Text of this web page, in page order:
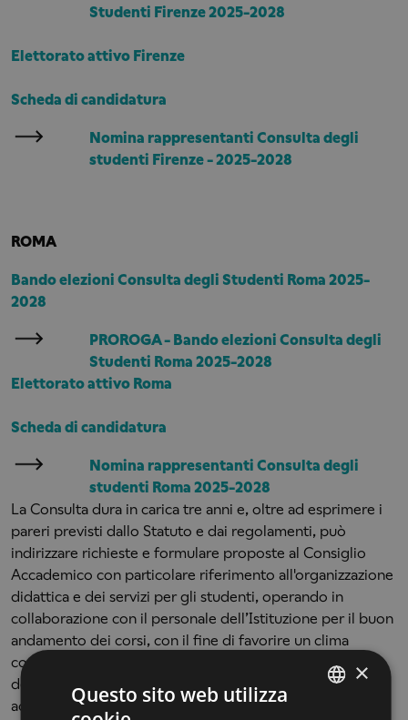
Studenti Firenze 2025-2028
Elettorato attivo Firenze
Scheda di candidatura
Nomina rappresentanti Consulta degli
studenti Firenze - 2025-2028
ROMA
Bando elezioni Consulta degli Studenti Roma 2025-
2028
PROROGA - Bando elezioni Consulta degli
Studenti Roma 2025-2028
Elettorato attivo Roma
Scheda di candidatura
Nomina rappresentanti Consulta degli
studenti Roma 2025-2028
La Consulta dura in carica tre anni e, oltre ad esprimere i
pareri previsti dallo Statuto e dai regolamenti, può
indirizzare richieste e formulare proposte al Consiglio
Accademico con particolare riferimento all'organizzazione
didattica e dei servizi per gli studenti, operando in
collaborazione con il personale dell’Istituzione per il buon
andamento dei corsi, con il fine di favorire un clima
costruttivo e responsabile, nell’ottica della realizzazione
degli obiettivi formativi stabiliti per ogni anno
accademico. La Consulta degli Studenti è stata istituita
×
Questo sito web utilizza